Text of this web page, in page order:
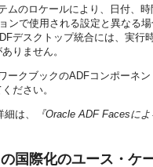
ムのロケールにより、日付、
ンで使用される設定と異なる
デスクトップ統合には、実行
りません。
ークブックのADFコンポーネ
ださい。
は、
『Oracle ADF Facesに
国際化のユース・ケ